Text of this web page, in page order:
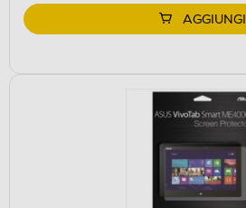
AGGIUNGI